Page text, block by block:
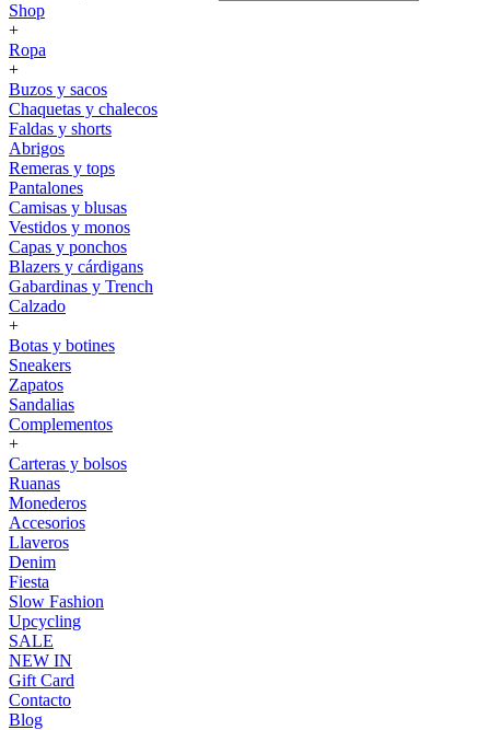
Shop
+
Ropa
+
Buzos y sacos
Chaquetas y chalecos
Faldas y shorts
Abrigos
Remeras y tops
Pantalones
Camisas y blusas
Vestidos y monos
Capas y ponchos
Blazers y cárdigans
Gabardinas y Trench
Calzado
+
Botas y botines
Sneakers
Zapatos
Sandalias
Complementos
+
Carteras y bolsos
Ruanas
Monederos
Accesorios
Llaveros
Denim
Fiesta
Slow Fashion
Upcycling
SALE
NEW IN
Gift Card
Contacto
Blog